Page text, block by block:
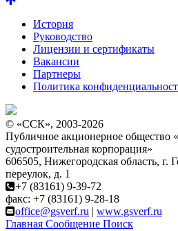
История
Руководство
Лицензии и сертификаты
Вакансии
Партнеры
Политика
© «ССК», 2003-2026
Публичное акционерное общество
судостроительная корпорация»
606505, Нижегородская область,
переулок, д. 1
+7 (83161) 9-39-72
факс: +7 (83161) 9-28-18
office@gsverf.ru
www.gsverf.ru
Главная Сообщение Поиск